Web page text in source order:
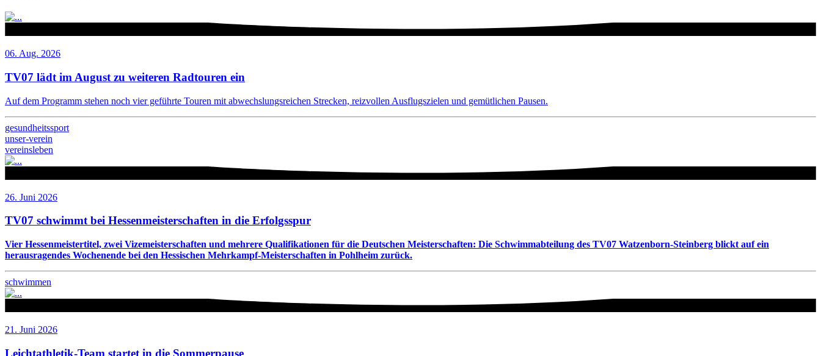
06. Aug. 2026
TV07 lädt im August zu weiteren Radtouren ein
Auf dem Programm stehen noch vier geführte Touren mit abwechslungsreichen Strecken, reizvollen Ausflugszielen und gemütlichen Pausen.
gesundheitssport
unser-verein
vereinsleben
26. Juni 2026
TV07 schwimmt bei Hessenmeisterschaften in die Erfolgsspur
Vier Hessenmeistertitel, zwei Vizemeisterschaften und mehrere Qualifikationen für die Deutschen Meisterschaften: Die Schwimmabteilung des TV07 Watzenborn-Steinberg blickt auf ein
herausragendes Wochenende bei den Hessischen Mehrkampf-Meisterschaften in Pohlheim zurück.
schwimmen
21. Juni 2026
Leichtathletik-Team startet in die Sommerpause